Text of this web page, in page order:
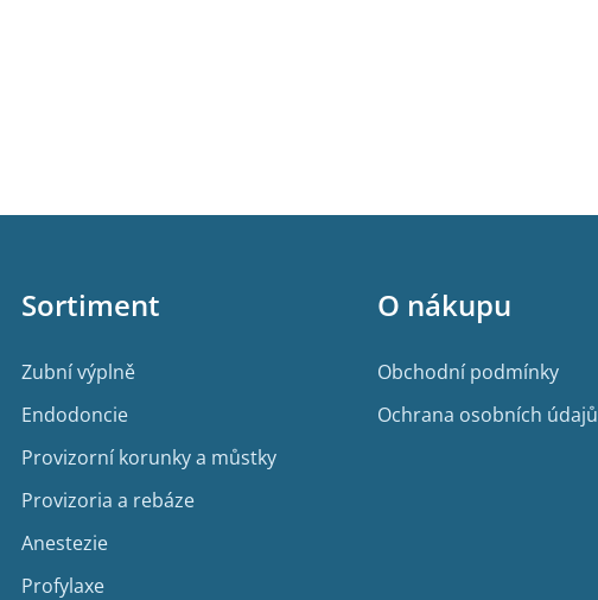
Sortiment
Zubní výplně
Endodoncie
Provizorní korunky a můstky
Provizoria a rebáze
Anestezie
Profylaxe
O nákupu
Obchodní podmínky
Ochrana osobních údajů